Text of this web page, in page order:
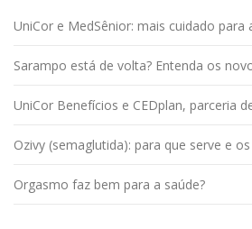
UniCor e MedSênior: mais cuidado para
Sarampo está de volta? Entenda os
UniCor Benefícios e CEDplan, parceria
Ozivy (semaglutida): para que serve e
Orgasmo faz bem para a saúde?